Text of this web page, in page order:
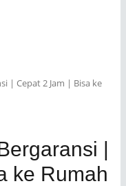
| Cepat 2 Jam | Bisa ke
|
ke Rumah